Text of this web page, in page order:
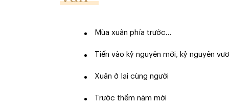
Mùa xuân phía trước…
Tiến vào kỷ nguyên mới, kỷ nguyên
Xuân ở lại cùng người
Trước thềm năm mới